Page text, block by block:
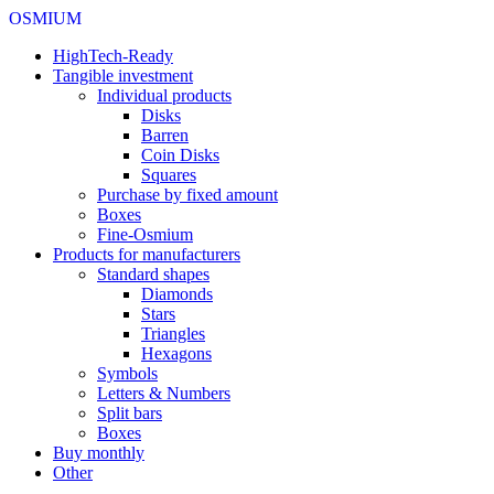
OSMIUM
HighTech-Ready
Tangible investment
Individual products
Disks
Barren
Coin Disks
Squares
Purchase by fixed amount
Boxes
Fine-Osmium
Products for manufacturers
Standard shapes
Diamonds
Stars
Triangles
Hexagons
Symbols
Letters & Numbers
Split bars
Boxes
Buy monthly
Other